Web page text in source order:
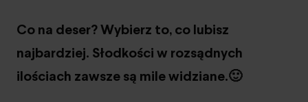
Co na deser? Wybierz to, co lubisz
najbardziej. Słodkości w rozsądnych
ilościach zawsze są mile widziane.🙂